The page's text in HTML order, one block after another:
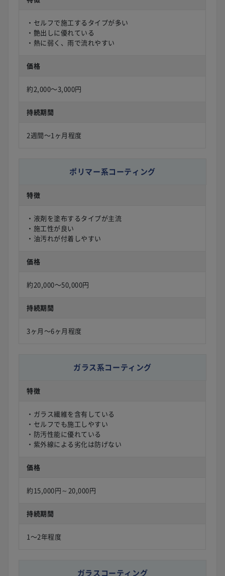
・セルフで施工するタイプが多い
・艶出しに優れている
・熱に弱く、雨で流れやすい
価格
約2,000〜3,000円
持続期間
2週間〜1ヶ月程度
ポリマー系コーティング
特徴
・液剤を塗布するタイプが主流
・施工性が良い
・油汚れが付着しやすい
価格
約20,000〜50,000円
持続期間
3ヶ月〜6ヶ月程度
ガラス系コーティング
特徴
・ガラス繊維を含有している
・セルフでも施工しやすい
・防汚性能に優れている
・紫外線による劣化は防げない
価格
約15,000円～20,000円
持続期間
1〜2年程度
ガラスコーティング